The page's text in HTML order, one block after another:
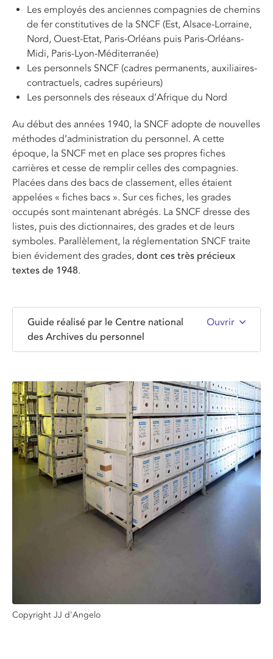
Les employés des anciennes compagnies de chemins
de fer constitutives de la SNCF (Est, Alsace-Lorraine,
Nord, Ouest-Etat, Paris-Orléans puis Paris-Orléans-
Midi, Paris-Lyon-Méditerranée)
Les personnels SNCF (cadres permanents, auxiliaires-
contractuels, cadres supérieurs)
Les personnels des réseaux d’Afrique du Nord
Au début des années 1940, la SNCF adopte de nouvelles
méthodes d’administration du personnel. A cette
époque, la SNCF met en place ses propres fiches
carrières et cesse de remplir celles des compagnies.
Placées dans des bacs de classement, elles étaient
appelées « fiches bacs ». Sur ces fiches, les grades
occupés sont maintenant abrégés. La SNCF dresse des
listes, puis des dictionnaires, des grades et de leurs
symboles. Parallèlement, la réglementation SNCF traite
bien évidement des grades, dont ces très précieux
textes de 1948.
Guide réalisé par le Centre national
des Archives du personnel
Ouvrir
Copyright JJ d'Angelo